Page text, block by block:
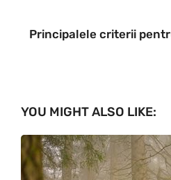
Principalele criterii
YOU MIGHT ALSO LIKE: